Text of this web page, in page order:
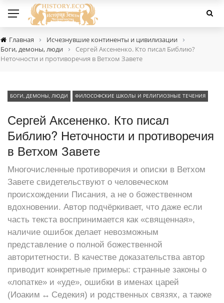
Главная › Исчезнувшие континенты и цивилизации ›
Боги, демоны, люди ›
Сергей Аксененко. Кто писал Библию?
Неточности и противоречия в Ветхом Завете
БОГИ, ДЕМОНЫ, ЛЮДИ ФИЛОСОФСКИЕ ШКОЛЫ И РЕЛИГИОЗНЫЕ ТЕЧЕНИЯ
Сергей Аксененко. Кто писал
Библию? Неточности и противоречия
в Ветхом Завете
Многочисленные противоречия и описки в Ветхом
Завете свидетельствуют о человеческом
происхождении Писания, а не о божественном
вдохновении. Автор подчёркивает, что даже если
часть текста воспринимается как «священная»,
наличие ошибок делает невозможным
представление о полной божественной
авторитетности. В качестве доказательства автор
приводит конкретные примеры: странные законы о
«лопатке» и «уде», ошибки в именах царей
(Иоаким ↔ Седекия) и родственных связях, а также